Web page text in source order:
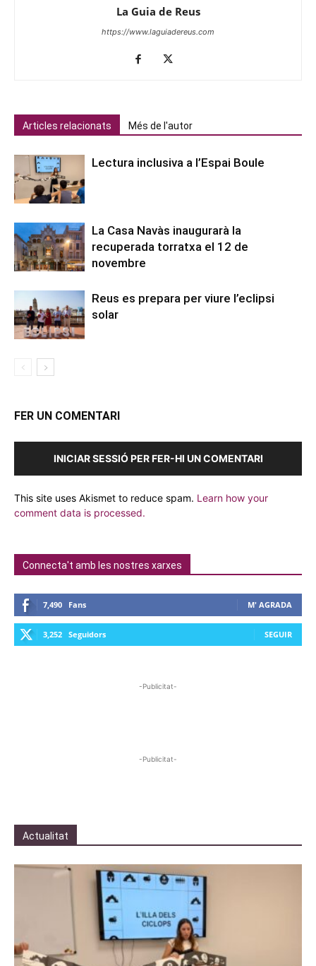
La Guia de Reus
https://www.laguiadereus.com
Articles relacionats Més de l'autor
Lectura inclusiva a l’Espai Boule
La Casa Navàs inaugurarà la
recuperada torratxa el 12 de
novembre
Reus es prepara per viure l’eclipsi
solar
FER UN COMENTARI
INICIAR SESSIÓ PER FER-HI UN COMENTARI
This site uses Akismet to reduce spam. Learn how your
comment data is processed.
Connecta't amb les nostres xarxes
7,490 Fans M' AGRADA
3,252 Seguidors SEGUIR
-Publicitat-
-Publicitat-
Actualitat